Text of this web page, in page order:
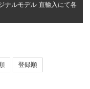
ナルモデル 直輸入にて各
登録順